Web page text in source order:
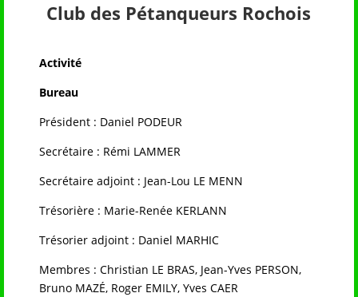
Club des Pétanqueurs Rochois
Activité
Bureau
Président : Daniel PODEUR
Secrétaire : Rémi LAMMER
Secrétaire adjoint : Jean-Lou LE MENN
Trésorière : Marie-Renée KERLANN
Trésorier adjoint : Daniel MARHIC
Membres : Christian LE BRAS, Jean-Yves PERSON,
Bruno MAZÉ, Roger EMILY, Yves CAER